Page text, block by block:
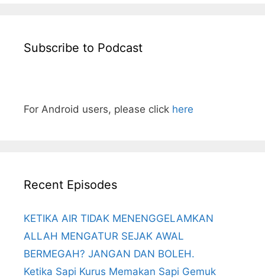
Subscribe to Podcast
For Android users, please click here
Recent Episodes
KETIKA AIR TIDAK MENENGGELAMKAN
ALLAH MENGATUR SEJAK AWAL
BERMEGAH? JANGAN DAN BOLEH.
Ketika Sapi Kurus Memakan Sapi Gemuk